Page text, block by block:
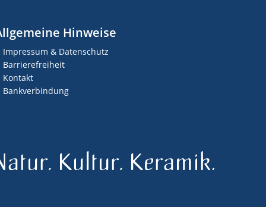
Hinweise
Impressum & Datenschutz
Barrierefreiheit
Kontakt
Bankverbindung